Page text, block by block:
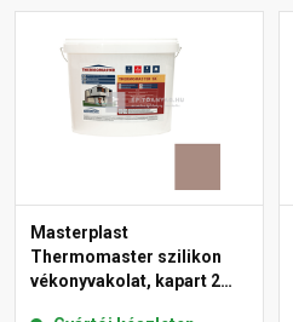
Masterplast
Thermomaster szilikon
vékonyvakolat, kapart 2